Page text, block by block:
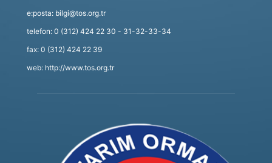
e:posta: bilgi@tos.org.tr
telefon: 0 (312) 424 22 30 - 31-32-33-34
fax: 0 (312) 424 22 39
web: http://www.tos.org.tr